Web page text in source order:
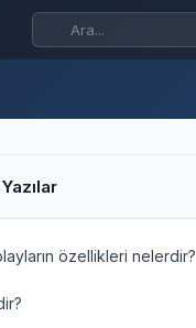
özellikleri nelerdir?